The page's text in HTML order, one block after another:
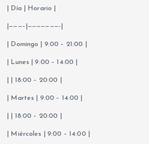
| Día | Horario |
|———–|———————-|
| Domingo | 9:00 – 21:00 |
| Lunes | 9:00 – 14:00 |
| | 18:00 – 20:00 |
| Martes | 9:00 – 14:00 |
| | 18:00 – 20:00 |
| Miércoles | 9:00 – 14:00 |